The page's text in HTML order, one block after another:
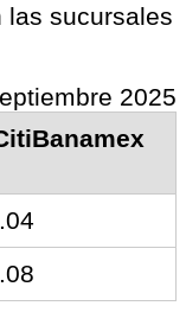
las sucursales
2025